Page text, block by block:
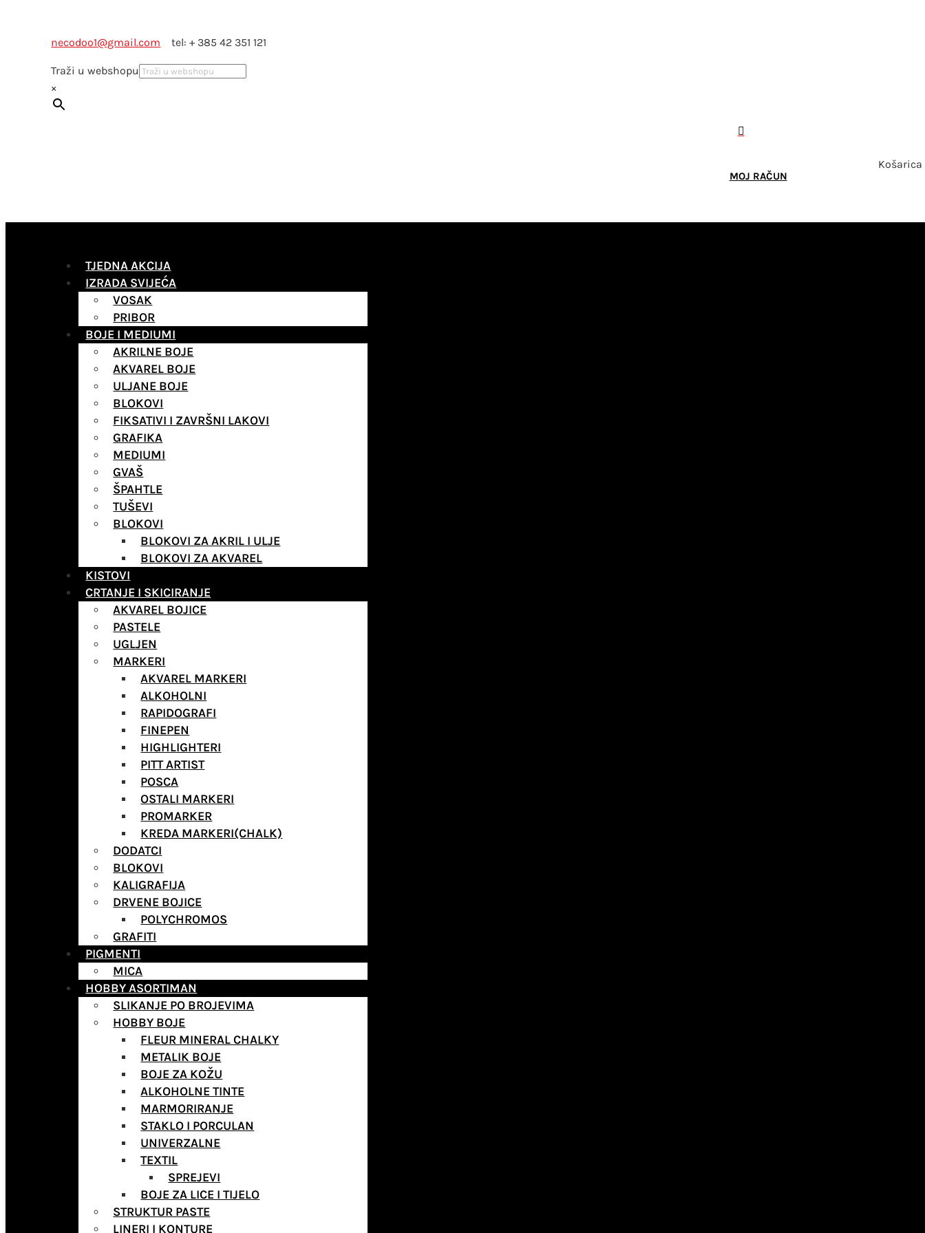
necodoo1@gmail.com tel: + 385 42 351 121
Traži u webshopu
×

MOJ RAČUN
Košarica
TJEDNA AKCIJA
IZRADA SVIJEĆA
VOSAK
PRIBOR
BOJE I MEDIUMI
AKRILNE BOJE
AKVAREL BOJE
ULJANE BOJE
BLOKOVI
FIKSATIVI I ZAVRŠNI LAKOVI
GRAFIKA
MEDIUMI
GVAŠ
ŠPAHTLE
TUŠEVI
BLOKOVI
BLOKOVI ZA AKRIL I ULJE
BLOKOVI ZA AKVAREL
KISTOVI
CRTANJE I SKICIRANJE
AKVAREL BOJICE
PASTELE
UGLJEN
MARKERI
AKVAREL MARKERI
ALKOHOLNI
RAPIDOGRAFI
FINEPEN
HIGHLIGHTERI
PITT ARTIST
POSCA
OSTALI MARKERI
PROMARKER
KREDA MARKERI(CHALK)
DODATCI
BLOKOVI
KALIGRAFIJA
DRVENE BOJICE
POLYCHROMOS
GRAFITI
PIGMENTI
MICA
HOBBY ASORTIMAN
SLIKANJE PO BROJEVIMA
HOBBY BOJE
FLEUR MINERAL CHALKY
METALIK BOJE
BOJE ZA KOŽU
ALKOHOLNE TINTE
MARMORIRANJE
STAKLO I PORCULAN
UNIVERZALNE
TEXTIL
SPREJEVI
BOJE ZA LICE I TIJELO
STRUKTUR PASTE
LINERI I KONTURE